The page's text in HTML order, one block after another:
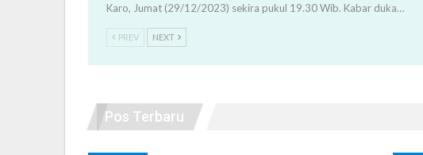
Karo, Jumat (29/12/2023) sekira pukul 19.30 Wib. Kabar duka…
PREV NEXT
Pos Terbaru